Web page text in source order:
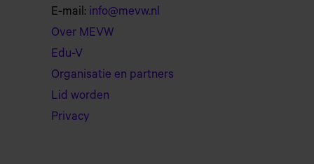
E-mail: info@mevw.nl
Over MEVW
Edu-V
Organisatie en partners
Lid worden
Privacy